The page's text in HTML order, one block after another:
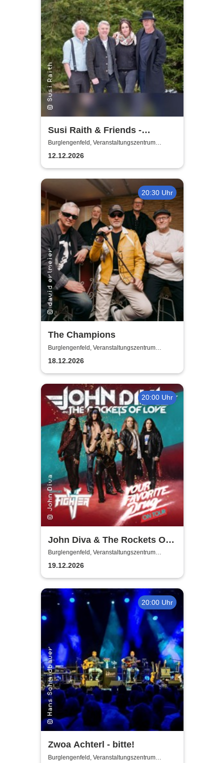
Susi Raith & Friends -
Weihnachtslieder von
Dahoam und aus der Welt …
Burglengenfeld, Veranstaltungszentrum
Pfarrheim
12.12.2026
20:30 Uhr
The Champions
Burglengenfeld, Veranstaltungszentrum
Pfarrheim
18.12.2026
20:00 Uhr
John Diva & The Rockets Of
Love - Tour 2026/2027
Burglengenfeld, Veranstaltungszentrum
Pfarrheim
19.12.2026
20:00 Uhr
Zwoa Achterl - bitte!
Burglengenfeld, Veranstaltungszentrum